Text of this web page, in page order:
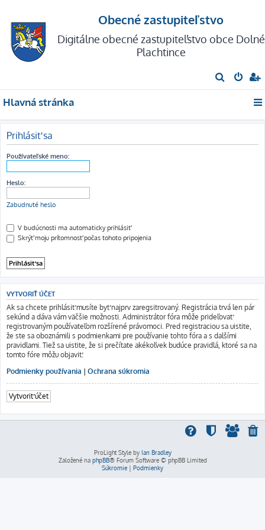
Obecné zastupiteľstvo
Digitálne obecné zastupiteľstvo obce Dolné
Plachtince
ľ
d
Hlavná stránka
Prihlásiť sa
Používateľské meno:
Heslo:
Zabudnuté heslo
V budúcnosti ma automaticky prihlásiť
Skrýť moju prítomnosť počas tohoto pripojenia
VYTVORIŤ ÚČET
Ak sa chcete prihlásiť musíte byť najprv zaregsitrovaný. Registrácia trvá len pár
sekúnd a dáva vám väčšie možnosti. Administrátor fóra môže prideľovať
registrovaným používateľom rozšírené právomoci. Pred registraciou sa uistite,
že ste sa oboznámili s podmienkami pre používanie tohto fóra a s dalšími
pravidlami. Tiež sa uistite, že si prečítate akékoľvek budúce pravidlá, ktoré sa na
tomto fóre môžu objaviť.
Podmienky používania | Ochrana súkromia
Vytvoriť účet
ProLight Style by Ian Bradley
Založené na phpBB® Forum Software © phpBB Limited
Súkromie | Podmienky